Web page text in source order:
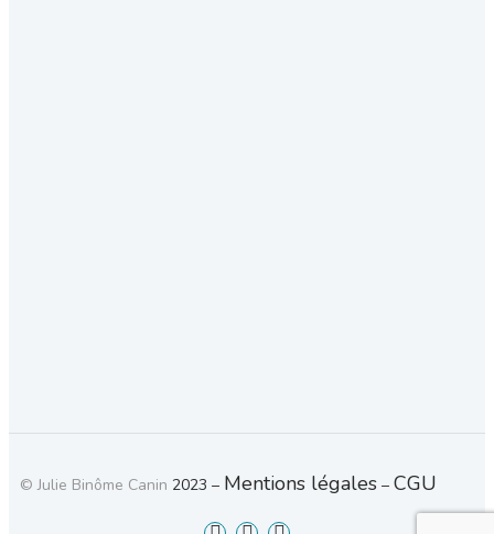
© Julie Binôme Canin 2023 – Mentions légales – CGU